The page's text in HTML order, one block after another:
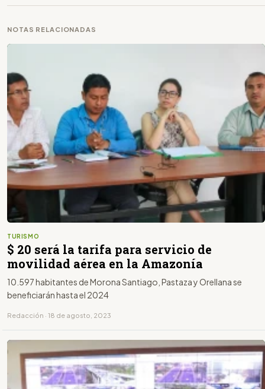
NOTAS RELACIONADAS
TURISMO
$ 20 será la tarifa para servicio de
movilidad aérea en la Amazonía
10.597 habitantes de Morona Santiago, Pastaza y Orellana se
beneficiarán hasta el 2024
Redacción · 18 de agosto, 2023